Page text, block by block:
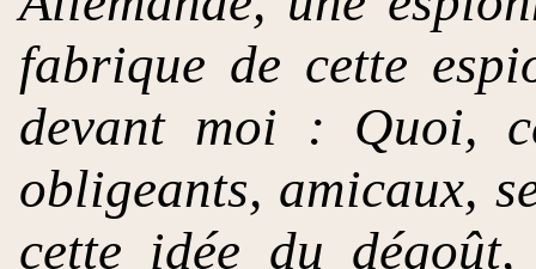
fabrique de cette
devant moi : Quoi,
obligeants, amicaux,
cette idée du